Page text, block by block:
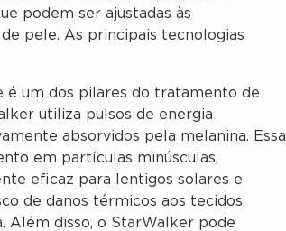
podem ser ajustadas às
pele. As principais tecnologias
é um dos pilares do tratamento de
utiliza pulsos de energia
absorvidos pela melanina. Essa
em partículas minúsculas,
eficaz para lentigos solares e
de danos térmicos aos tecidos
Além disso, o StarWalker pode